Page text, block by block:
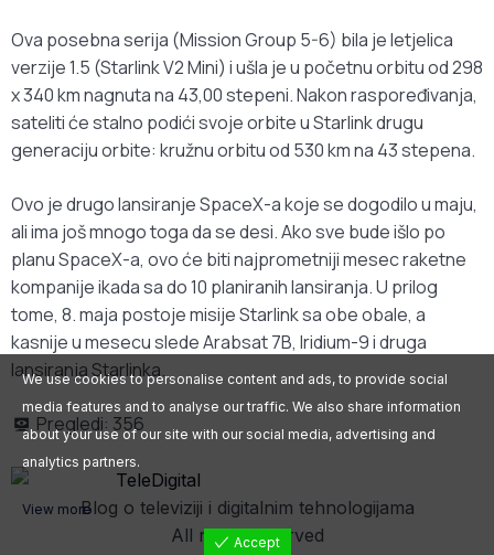
Ova posebna serija (Mission Group 5-6) bila je letjelica
verzije 1.5 (Starlink V2 Mini) i ušla je u početnu orbitu od 298
x 340 km nagnuta na 43,00 stepeni. Nakon raspoređivanja,
sateliti će stalno podići svoje orbite u Starlink drugu
generaciju orbite: kružnu orbitu od 530 km na 43 stepena.
Ovo je drugo lansiranje SpaceX-a koje se dogodilo u maju,
ali ima još mnogo toga da se desi. Ako sve bude išlo po
planu SpaceX-a, ovo će biti najprometniji mesec raketne
kompanije ikada sa do 10 planiranih lansiranja. U prilog
tome, 8. maja postoje misije Starlink sa obe obale, a
kasnije u mesecu slede Arabsat 7B, Iridium-9 i druga
lansiranja Starlinka.
Pregledi: 356
Blog o televiziji i digitalnim tehnologijama
All rights reserved
We use cookies to personalise content and ads, to provide social
media features and to analyse our traffic. We also share information
about your use of our site with our social media, advertising and
analytics partners.
View more
Accept